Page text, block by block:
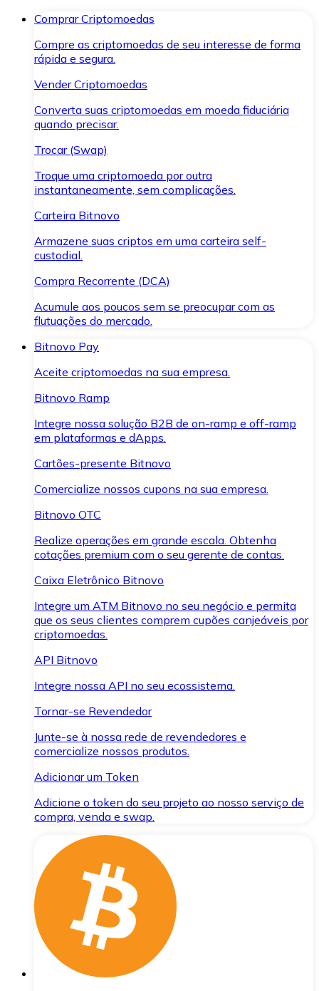
Comprar Criptomoedas
Compre as criptomoedas de seu interesse de forma
rápida e segura.
Vender Criptomoedas
Converta suas criptomoedas em moeda fiduciária
quando precisar.
Trocar (Swap)
Troque uma criptomoeda por outra
instantaneamente, sem complicações.
Carteira Bitnovo
Armazene suas criptos em uma carteira self-
custodial.
Compra Recorrente (DCA)
Acumule aos poucos sem se preocupar com as
flutuações do mercado.
Bitnovo Pay
Aceite criptomoedas na sua empresa.
Bitnovo Ramp
Integre nossa solução B2B de on-ramp e off-ramp
em plataformas e dApps.
Cartões-presente Bitnovo
Comercialize nossos cupons na sua empresa.
Bitnovo OTC
Realize operações em grande escala. Obtenha
cotações premium com o seu gerente de contas.
Caixa Eletrônico Bitnovo
Integre um ATM Bitnovo no seu negócio e permita
que os seus clientes comprem cupões canjeáveis por
criptomoedas.
API Bitnovo
Integre nossa API no seu ecossistema.
Tornar-se Revendedor
Junte-se à nossa rede de revendedores e
comercialize nossos produtos.
Adicionar um Token
Adicione o token do seu projeto ao nosso serviço de
compra, venda e swap.